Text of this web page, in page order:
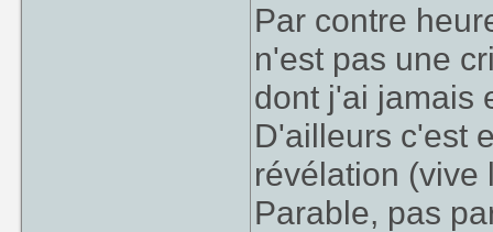
Par contre
n'est pas une
dont j'ai jamais
D'ailleurs c'est
révélation (vive
Parable, pas